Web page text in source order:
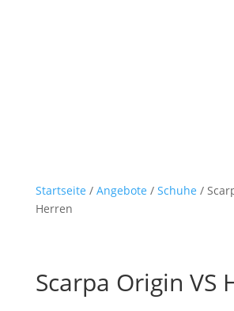
Startseite / Angebote / Schuhe /
Herren
Scarpa Origin VS